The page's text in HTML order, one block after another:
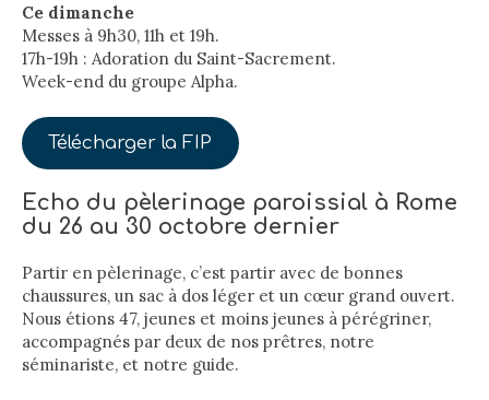
Ce dimanche
Messes à 9h30, 11h et 19h.
17h-19h : Adoration du Saint-Sacrement.
Week-end du groupe Alpha.
Télécharger la FIP
Echo du pèlerinage paroissial à Rome
du 26 au 30 octobre dernier
Partir en pèlerinage, c’est partir avec de bonnes
chaussures, un sac à dos léger et un cœur grand ouvert.
Nous étions 47, jeunes et moins jeunes à pérégriner,
accompagnés par deux de nos prêtres, notre
séminariste, et notre guide.